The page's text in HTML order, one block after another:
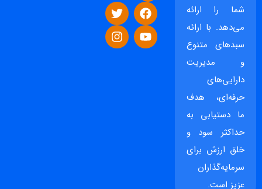
شما را ارائه
می‌دهد. با ارائه
سبدهای متنوع
و مدیریت
دارایی‌های
حرفه‌ای، هدف
ما دستیابی به
حداکثر سود و
خلق ارزش برای
سرمایه‌گذاران
عزیز است.